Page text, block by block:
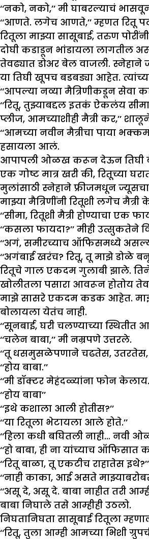
‘‘नको, नको,’’ मी घाबरल्याचं
‘‘आणते. लगेच आणते,’’ म्हणत रितू
रितूला माझ्या सासूबाई, तरुण
दोघी कडाडून भांडायला लागतील
तेवढ्यात डोअर बेल वाजली. स्नेहाने
या तिघी खूपच बडबड्या आहेत.
‘‘आपल्या नव्या मैत्रिणीकडून
‘‘रितू, तुझ्याबद्दल इतकं ऐकलंय
प्लीज, आमच्याशीही मैत्री कर,’’
‘‘आमच्या नवीन मैत्रीचा पाया
हसायला आलं.
आपापली ओळख करून देऊन तिघी
एक गोष्ट मात्र खरी की, रितूच्या
मुलांसाठी स्नेहाने फ्रीजमधून
माझ्या मैत्रिणींनी रितूशी लगेच
‘‘सीमा, रितूशी मैत्री होण्याचा
‘‘कसला फायदा?’’ मीही उत्सुकतेने
‘‘अगं, समीरच्याच ऑफिसमध्ये
‘‘अगंबाई खरंच? रितू, तू माझे डोळे
रितूचे गाल एकदम गुलाबी झाले.
खोलीतला पसारा आवरून होतोय
माझे सासरे एकदम कडक आहेत.
बोलायला येतंच नाही.
‘‘सूनबाई, घरी चलण्याच्या
‘‘चलेन बाबा,’’ मी नम्रपणे उत्तरले.
‘‘तू धसमुसळेपणाने चढतेस, उतरतेस,
‘‘होय बाबा.’’
‘‘मी डॉक्टर मेहंदळ्यांना फोन केलाय.
‘‘होय बाबा’’
‘‘इथे कशाला आली होतीस?’’
‘‘या रितूला भेटायला आले होते.’’
‘‘हिला कधी बघितली नाही… नवी
‘‘हो बाबा, ही ना यांच्याच ऑफिसात
‘‘रितू बाळा, तू एकटीच राहातेस इथे?’’
‘‘नाही काका, आई असते
‘‘असू दे, असू दे. बाबा नाहीत तरी
बाबा निघाले तसे आम्हीही उठलो.
निघतानिघता सासूबाई रितूला
‘‘रितू, तुला आम्ही आमच्या भिशी